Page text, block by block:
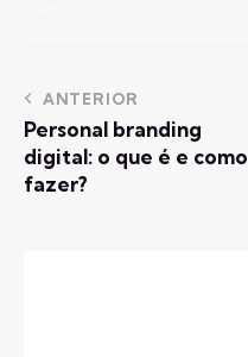
ANTERIOR
Personal branding
digital: o que é e como
fazer?